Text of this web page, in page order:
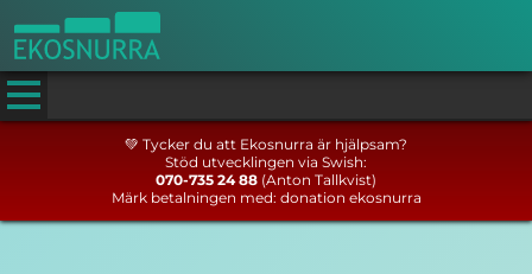
💚 Tycker du att Ekosnurra är hjälpsam?
Stöd utvecklingen via Swish:
070-735 24 88 (Anton Tallkvist)
Märk betalningen med: donation ekosnurra